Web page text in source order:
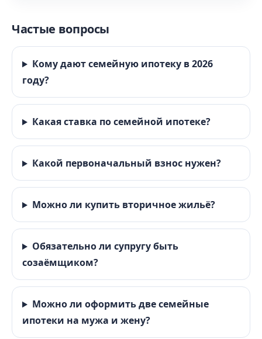
Частые вопросы
Кому дают семейную ипотеку в 2026
году?
Какая ставка по семейной ипотеке?
Какой первоначальный взнос нужен?
Можно ли купить вторичное жильё?
Обязательно ли супругу быть
созаёмщиком?
Можно ли оформить две семейные
ипотеки на мужа и жену?